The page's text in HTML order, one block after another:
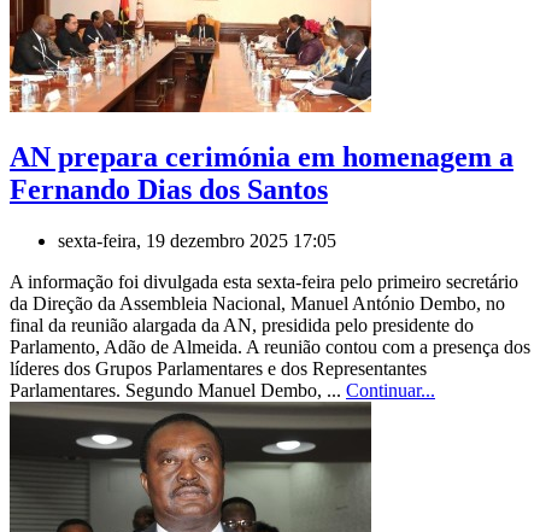
AN prepara cerimónia em homenagem a
Fernando Dias dos Santos
sexta-feira, 19 dezembro 2025 17:05
A informação foi divulgada esta sexta-feira pelo primeiro secretário
da Direção da Assembleia Nacional, Manuel António Dembo, no
final da reunião alargada da AN, presidida pelo presidente do
Parlamento, Adão de Almeida. A reunião contou com a presença dos
líderes dos Grupos Parlamentares e dos Representantes
Parlamentares. Segundo Manuel Dembo, ... Continuar...